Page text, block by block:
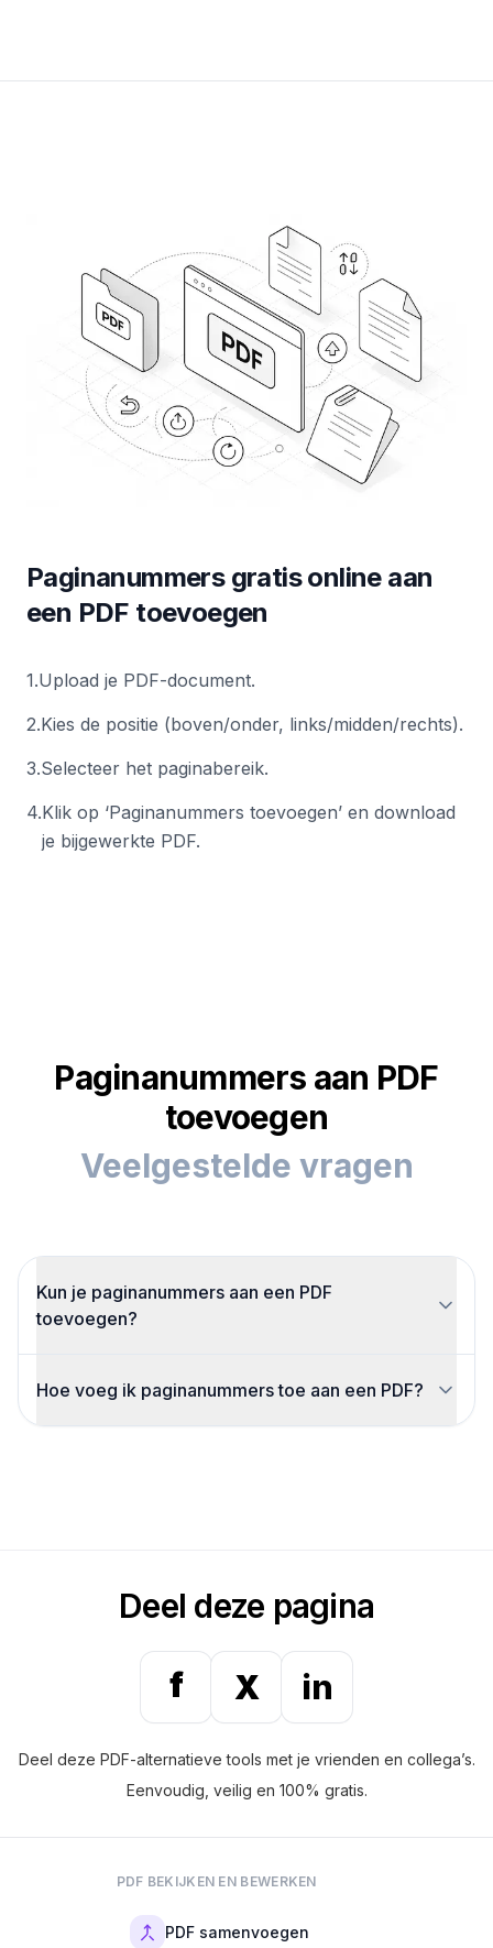
Paginanummers gratis online aan
een PDF toevoegen
1.Upload je PDF-document.
2.Kies de positie (boven/onder, links/midden/rechts).
3.Selecteer het paginabereik.
4.Klik op ‘Paginanummers toevoegen’ en download
je bijgewerkte PDF.
Paginanummers aan PDF
toevoegen
Veelgestelde vragen
Kun je paginanummers aan een PDF
toevoegen?
paginanummers toe.
Hoe voeg ik paginanummers toe aan een PDF?
Deel deze pagina
f
X in
Deel deze PDF-alternatieve tools met je vrienden en collega’s.
Eenvoudig, veilig en 100% gratis.
PDF BEKIJKEN EN BEWERKEN
PDF samenvoegen